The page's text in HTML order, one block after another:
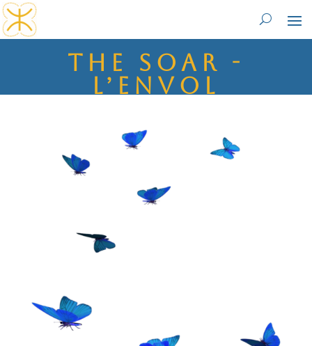
The Soar -
L’Envol